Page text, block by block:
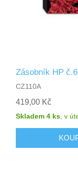
Zásobník HP
CZ110A
419,00 Kč
Skladem 4 ks ,v